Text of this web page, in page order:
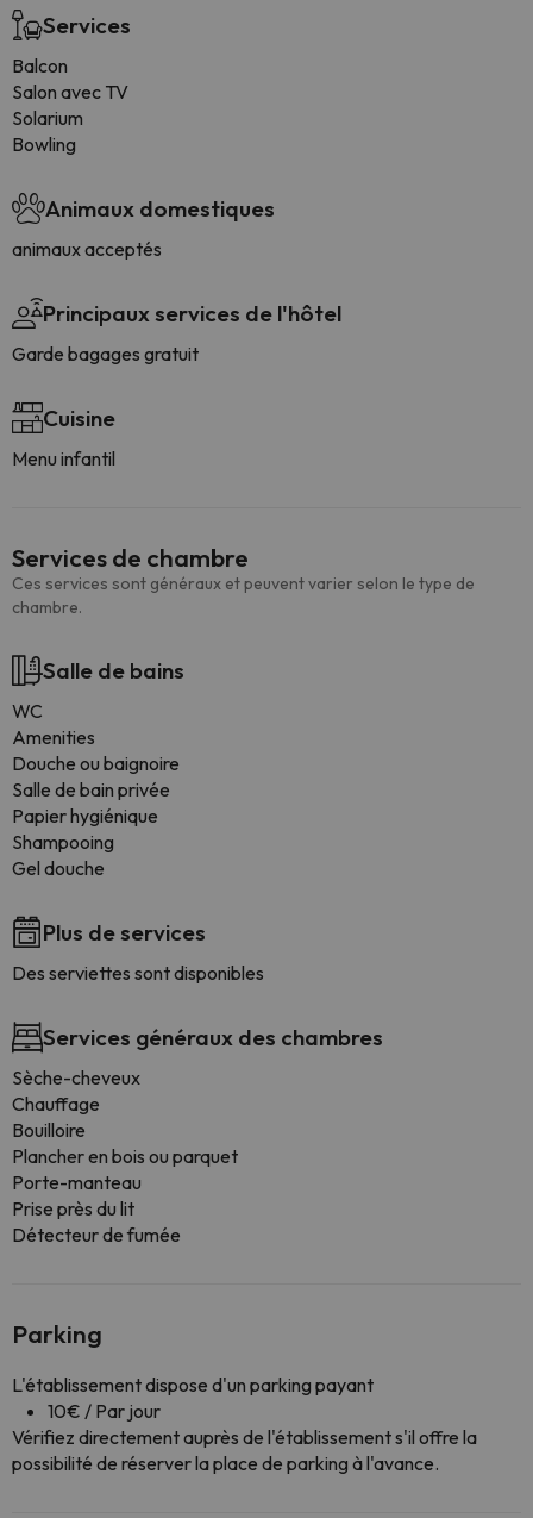
Services
Balcon
Salon avec TV
Solarium
Bowling
Animaux domestiques
animaux acceptés
Principaux services de l'hôtel
Garde bagages gratuit
Cuisine
Menu infantil
Services de chambre
Ces services sont généraux et peuvent varier selon le type de
chambre.
Salle de bains
WC
Amenities
Douche ou baignoire
Salle de bain privée
Papier hygiénique
Shampooing
Gel douche
Plus de services
Des serviettes sont disponibles
Services généraux des chambres
Sèche-cheveux
Chauffage
Bouilloire
Plancher en bois ou parquet
Porte-manteau
Prise près du lit
Détecteur de fumée
Parking
L'établissement dispose d'un parking payant
10€ / Par jour
Vérifiez directement auprès de l'établissement s'il offre la
possibilité de réserver la place de parking à l'avance.